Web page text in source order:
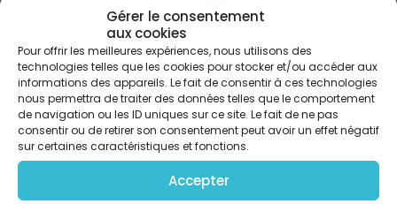
Gérer le consentement
aux cookies
Pour offrir les meilleures expériences, nous utilisons des
technologies telles que les cookies pour stocker et/ou accéder aux
informations des appareils. Le fait de consentir à ces technologies
nous permettra de traiter des données telles que le comportement
de navigation ou les ID uniques sur ce site. Le fait de ne pas
consentir ou de retirer son consentement peut avoir un effet négatif
sur certaines caractéristiques et fonctions.
Accepter
Paroles Officielles inspirées d’Apocalypse 4 & 5 :
Couplet 1 Trésor d’éternité, Tu règnes des cieux
Diamant d’humanité, Brillant de mille feux Digne
es-tu, Ô notre Dieu Majesté infinie Beauté sans
égale Ton éclat resplendit Comme un million
d’étoiles Digne es-tu, Ô notre Dieu Refrain Alléluia
Alléluia Couplet 2 Tous les anges éblouis, Milliers et
myriades Prosternés devant Lui, d’un même chant
proclament : Digne es-tu, Agneau de Dieu Que
terre et Souverain du ciel Digne es-tu, Agneau de